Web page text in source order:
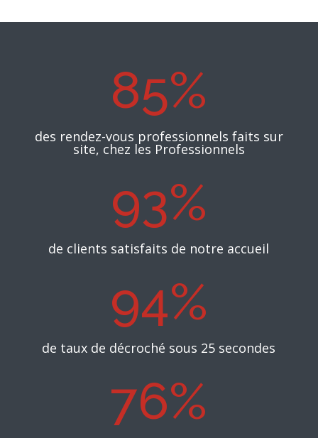
85%
des rendez-vous professionnels faits sur
site, chez les Professionnels
93%
de clients satisfaits de notre accueil
94%
de taux de décroché sous 25 secondes
76%